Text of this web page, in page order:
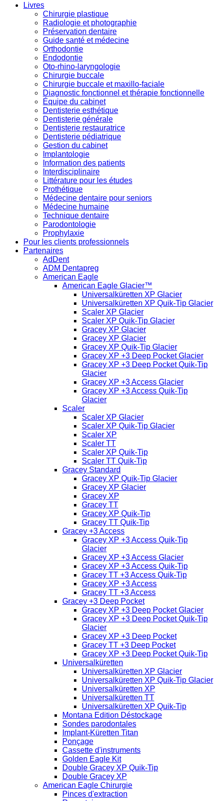
Livres
Chirurgie plastique
Radiologie et photographie
Préservation dentaire
Guide santé et médecine
Orthodontie
Endodontie
Oto-rhino-laryngologie
Chirurgie buccale
Chirurgie buccale et maxillo-faciale
Diagnostic fonctionnel et thérapie fonctionnelle
Équipe du cabinet
Dentisterie esthétique
Dentisterie générale
Dentisterie restauratrice
Dentisterie pédiatrique
Gestion du cabinet
Implantologie
Information des patients
Interdisciplinaire
Littérature pour les études
Prothétique
Médecine dentaire pour seniors
Médecine humaine
Technique dentaire
Parodontologie
Prophylaxie
Pour les clients professionnels
Partenaires
AdDent
ADM Dentapreg
American Eagle
American Eagle Glacier™
Universalküretten XP Glacier
Universalküretten XP Quik-Tip Glacier
Scaler XP Glacier
Scaler XP Quik-Tip Glacier
Gracey XP Glacier
Gracey XP Glacier
Gracey XP Quik-Tip Glacier
Gracey XP +3 Deep Pocket Glacier
Gracey XP +3 Deep Pocket Quik-Tip
Glacier
Gracey XP +3 Access Glacier
Gracey XP +3 Access Quik-Tip
Glacier
Scaler
Scaler XP Glacier
Scaler XP Quik-Tip Glacier
Scaler XP
Scaler TT
Scaler XP Quik-Tip
Scaler TT Quik-Tip
Gracey Standard
Gracey XP Quik-Tip Glacier
Gracey XP Glacier
Gracey XP
Gracey TT
Gracey XP Quik-Tip
Gracey TT Quik-Tip
Gracey +3 Access
Gracey XP +3 Access Quik-Tip
Glacier
Gracey XP +3 Access Glacier
Gracey XP +3 Access Quik-Tip
Gracey TT +3 Access Quik-Tip
Gracey XP +3 Access
Gracey TT +3 Access
Gracey +3 Deep Pocket
Gracey XP +3 Deep Pocket Glacier
Gracey XP +3 Deep Pocket Quik-Tip
Glacier
Gracey XP +3 Deep Pocket
Gracey TT +3 Deep Pocket
Gracey XP +3 Deep Pocket Quik-Tip
Universalküretten
Universalküretten XP Glacier
Universalküretten XP Quik-Tip Glacier
Universalküretten XP
Universalküretten TT
Universalküretten XP Quik-Tip
Montana Edition Déstockage
Sondes parodontales
Implant-Küretten Titan
Ponçage
Cassette d'instruments
Golden Eagle Kit
Double Gracey XP Quik-Tip
Double Gracey XP
American Eagle Chirurgie
Pinces d'extraction